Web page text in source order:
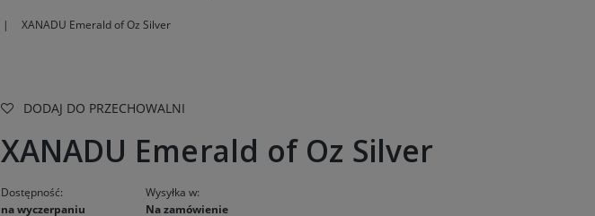
XANADU Emerald of Oz Silver
DODAJ DO PRZECHOWALNI
XANADU Emerald of Oz Silver
Dostępność:
na wyczerpaniu
Wysyłka w:
Na zamówienie